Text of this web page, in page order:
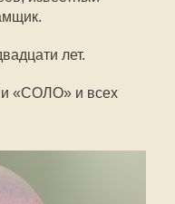
лет.
«СОЛО» и всех